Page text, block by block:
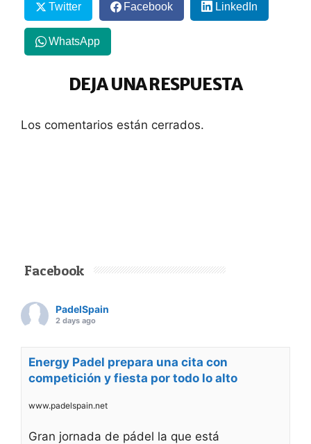
Twitter Facebook LinkedIn
WhatsApp
DEJA UNA RESPUESTA
Los comentarios están cerrados.
Facebook
PadelSpain
2 days ago
Energy Padel prepara una cita con
competición y fiesta por todo lo alto
www.padelspain.net
Gran jornada de pádel la que está